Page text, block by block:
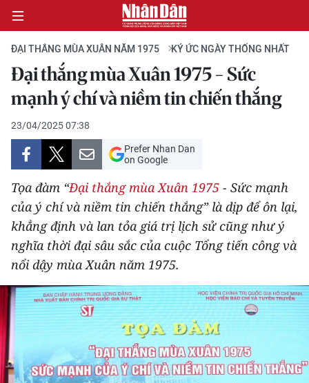
CHÍNH TRỊ
KINH TẾ
VĂN HÓA
XÃ HỘI
PHÁP LUẬT
DU LỊCH
THẾ GIỚI
THỂ THAO
GIÁO DỤC
ĐẠI THẮNG MÙA XUÂN NĂM 1975 KÝ ỨC NGÀY THỐNG NHẤT
Đại thắng mùa Xuân 1975 - Sức
mạnh ý chí và niềm tin chiến thắng
23/04/2025 07:38
Prefer Nhan Dan
on Google
Tọa đàm “Đại thắng mùa Xuân 1975 - Sức mạnh
của ý chí và niềm tin chiến thắng” là dịp để ôn lại,
khẳng định và lan tỏa giá trị lịch sử cũng như ý
nghĩa thời đại sâu sắc của cuộc Tổng tiến công và
nổi dậy mùa Xuân năm 1975.